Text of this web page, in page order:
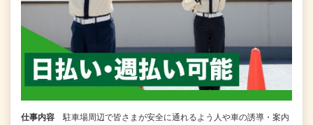
仕事内容
駐車場周辺で皆さまが安全に通れるよう人や車の誘導・案内